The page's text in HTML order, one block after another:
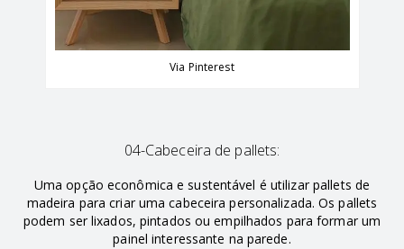
Via Pinterest
04-Cabeceira de pallets:
Uma opção econômica e sustentável é utilizar pallets de
madeira para criar uma cabeceira personalizada. Os pallets
podem ser lixados, pintados ou empilhados para formar um
painel interessante na parede.